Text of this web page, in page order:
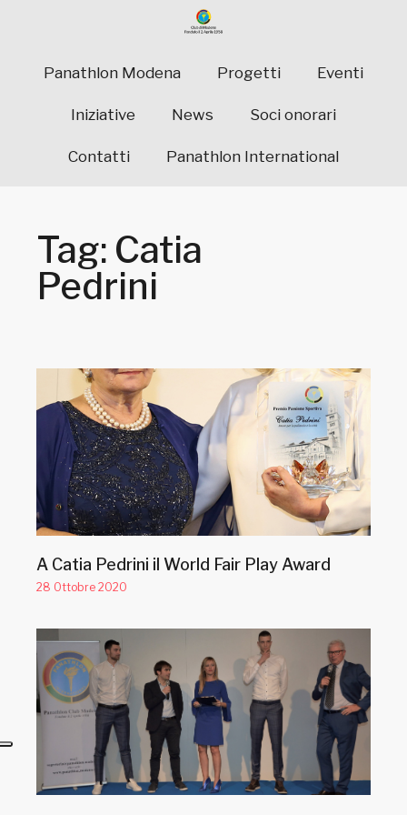
Panathlon Modena Progetti Eventi
Iniziative News Soci onorari
Contatti Panathlon International
Tag: Catia
Pedrini
A Catia Pedrini il World Fair Play Award
28 Ottobre 2020